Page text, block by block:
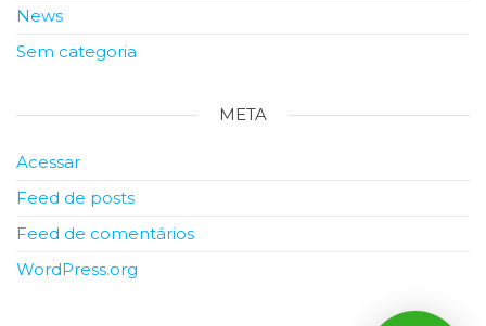
News
Sem categoria
META
Acessar
Feed de posts
Feed de comentários
WordPress.org